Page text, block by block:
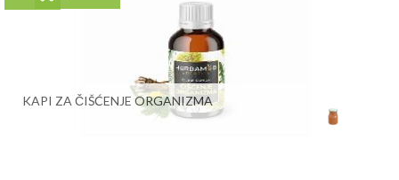
KAPI ZA ČIŠĆENJE ORGANIZMA